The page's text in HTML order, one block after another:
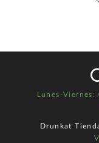
Lunes-Viernes :
Drunkat